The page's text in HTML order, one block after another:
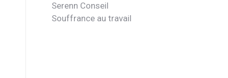
Serenn Conseil
Souffrance au travail